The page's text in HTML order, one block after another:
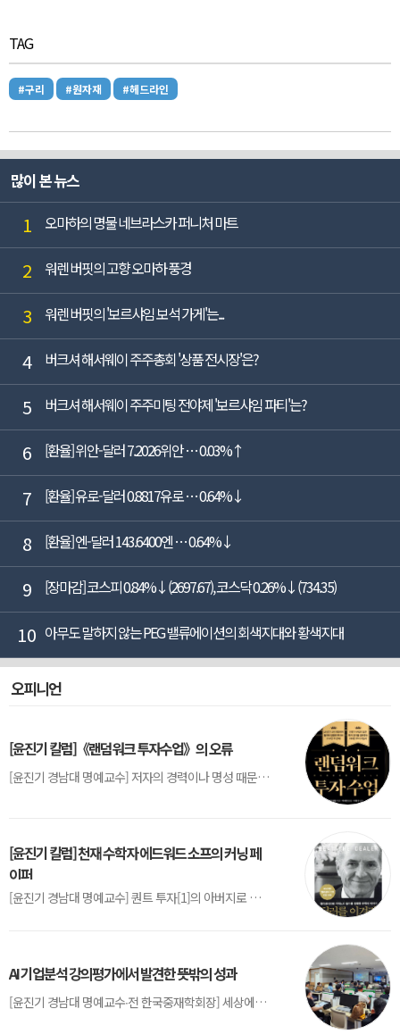
TAG
#구리 #원자재 #헤드라인
많이 본 뉴스
1 오마하의 명물 네브라스카 퍼니처 마트
2 워렌 버핏의 고향 오마하 풍경
3 워렌 버핏의 '보르샤임 보석 가게'는...
4 버크셔 해서웨이 주주총회 '상품 전시장'은?
5 버크셔 해서웨이 주주미팅 전야제 '보르샤임 파티'는?
6 [환율] 위안-달러 7.2026위안 … 0.03%↑
7 [환율] 유로-달러 0.8817유로 … 0.64%↓
8 [환율] 엔-달러 143.6400엔 … 0.64%↓
9 [장마감] 코스피 0.84%↓(2697.67), 코스닥 0.26%↓(734.35)
10 아무도 말하지 않는 PEG 밸류에이션의 회색지대와 황색지대
오피니언
[윤진기 칼럼]《랜덤워크 투자수업》의 오류
[윤진기 경남대 명예교수] 저자의 경력이나 명성 때문인지 2020년에 번역 출판된 《랜덤워크 투자수업》(A Random Walk Down Wall Street) 12판은 표지부터가 거창하다. ‘45년간 12번 개정하며 철저히 검증한 투자서’, ‘전문가 부럽지 않은 투자 감각을 길러주는 위대한 투자지침서’ 라는 은빛 광고문구로 독자를 유혹한다.[1] 출판 50주...
[윤진기 칼럼] 천재 수학자 에드워드 소프의 커닝 페
이퍼
[윤진기 경남대 명예교수] 퀀트 투자[1]의 아버지로 불리는 에드워드 소프(Edward O. Thorp)는 수학계에서 천재로 알려진 인물이다. 그는 수학자이지만, 투자 업계에도 여러 가지 흥미로운 일화를 남겼다.수학을 이용하여 카지노를 이길 수 있는지가 궁금했던 그는 동료 교수가 소개해 준 블랙잭(Blackjack) 전략의 핵심을 손바닥 크기의 종이에 요...
AI 기업분석 강의평가에서 발견한 뜻밖의 성과
[윤진기 경남대 명예교수∙전 한국중재학회장] 세상에는 우연처럼 보이지만 인류의 진보를 이끌어낸 사건들이 있다. 영국의 알렉산더 플레밍(Alexander Fleming)이 곰팡이 핀 페트리 접시(Petri dish)를 버리지 않고[1] 관찰해 페니실린을 발견한 것은 그 대표적 사례다. 무심히 지나쳤다면 결코 없었을 혁신이었다.지난 7월 5일, 필자가 개발한 기업...